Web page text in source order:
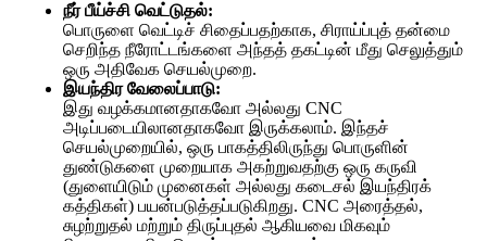
நீர் பீய்ச்சி வெட்டுதல்:
பொருளை வெட்டிச் சிதைப்பதற்காக, சிராய்ப்புத் தன்மை
செறிந்த நீரோட்டங்களை அந்தத் தகட்டின் மீது செலுத்தும்
ஒரு அதிவேக செயல்முறை.
இயந்திர வேலைப்பாடு:
இது வழக்கமானதாகவோ அல்லது CNC
அடிப்படையிலானதாகவோ இருக்கலாம். இந்தச்
செயல்முறையில், ஒரு பாகத்திலிருந்து பொருளின்
துண்டுகளை முறையாக அகற்றுவதற்கு ஒரு கருவி
(துளையிடும் முனைகள் அல்லது கடைசல் இயந்திரக்
கத்திகள்) பயன்படுத்தப்படுகிறது. CNC அரைத்தல்,
சுழற்றுதல் மற்றும் திருப்புதல் ஆகியவை மிகவும்